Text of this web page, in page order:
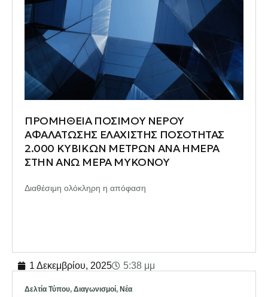
ΠΡΟΜΗΘΕΙΑ ΠΟΣΙΜΟΥ ΝΕΡΟΥ
ΑΦΑΛΑΤΩΣΗΣ ΕΛΑΧΙΣΤΗΣ ΠΟΣΟΤΗΤΑΣ
2.000 ΚΥΒΙΚΩΝ ΜΕΤΡΩΝ ΑΝΑ ΗΜΕΡΑ
ΣΤΗΝ ΑΝΩ ΜΕΡΑ ΜΥΚΟΝΟΥ
Διαθέσιμη ολόκληρη η απόφαση
1 Δεκεμβρίου, 2025 5:38 μμ
Δελτία Τύπου, Διαγωνισμοί, Νέα